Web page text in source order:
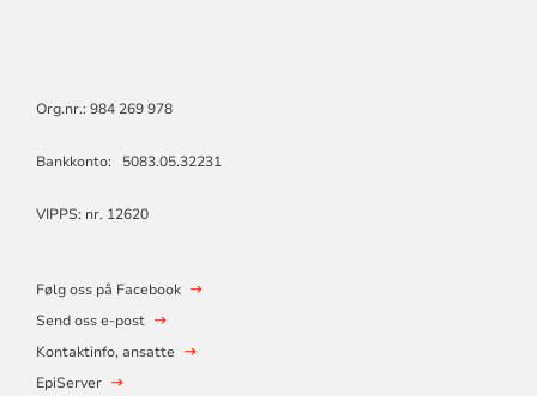
Org.nr.: 984 269 978
Bankkonto: 5083.05.32231
VIPPS: nr. 12620
Følg oss på Facebook
Send oss e-post
Kontaktinfo, ansatte
EpiServer